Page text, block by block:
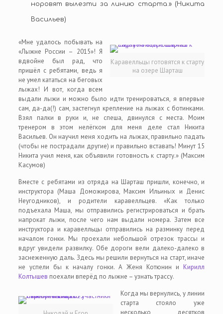
норовят вылезти за линию старта.» (Никита
Васильев)
Каравелльцы готовятся к старту
на озере Шарташ
«Мне удалось побывать на
«Лыжне России – 2015»! Я
вдвойне был рад, что
пришёл с ребятами, ведь я
не умел кататься на беговых
лыжах! И вот, когда всем
выдали лыжи и можно было идти тренироваться, я впервые
сам, да-да(!) сам, застегнул крепление на лыжах с ботинками.
Взял палки в руки и, не спеша, двинулся с места. Моим
тренером в этом нелёгком для меня деле стал Никита
Васильев. Он научил меня ходить на лыжах, правильно падать
(чтобы не пострадали другие) и правильно вставать! Минут 15
Никита учил меня, как объявили готовность к старту.» (Максим
Касумов)
Вместе с ребятами из отряда на Шарташ пришли, конечно, и
инструктора (Маша Доможирова, Максим Ильиных и Денис
Неугодников), и родители каравелльцев. «Как только
подъехала Маша, мы отправились регистрироваться и брать
напрокат лыжи, после чего нам выдали номера. Затем все
инструктора и каравелльцы отправились на разминку перед
началом гонки. Мы проехали небольшой отрезок трассы и
вдруг увидели развилку. Обе дороги вели далеко-далеко в
заснеженную даль. Здесь мы решили вернуться на старт, иначе
не успели бы к началу гонки. А Женя Котюнин и Кирилл
Колтышев поехали вперёд по лыжне – узнать трассу.
Когда мы вернулись, у линии
старта стояло уже
несколько десятков